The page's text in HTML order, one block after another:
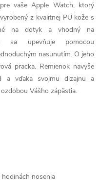
vaše Apple Watch, ktorý
z kvalitnej PU kože s
na dotyk a vhodný na
sa upevňuje pomocou
nasunutím. O jeho
pracka. Remienok navyše
a vďaka svojmu dizajnu a
Vášho zápästia.
nosenia